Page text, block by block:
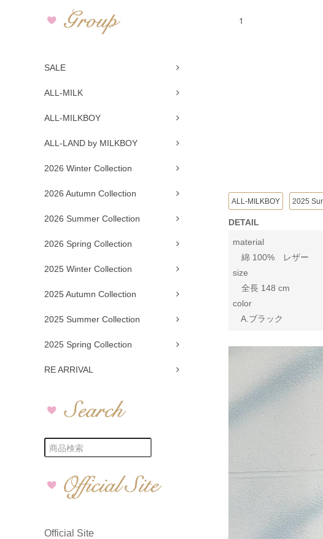
SALE
ALL-MILK
ALL-MILKBOY
ALL-LAND by MILKBOY
2026 Winter Collection
2026 Autumn Collection
2026 Summer Collection
2026 Spring Collection
2025 Winter Collection
2025 Autumn Collection
2025 Summer Collection
2025 Spring Collection
RE ARRIVAL
Official Site
ALL-MILKBOY 2025
DETAIL
material
綿 100% レザー
size
全長 148 cm
color
A.ブラック